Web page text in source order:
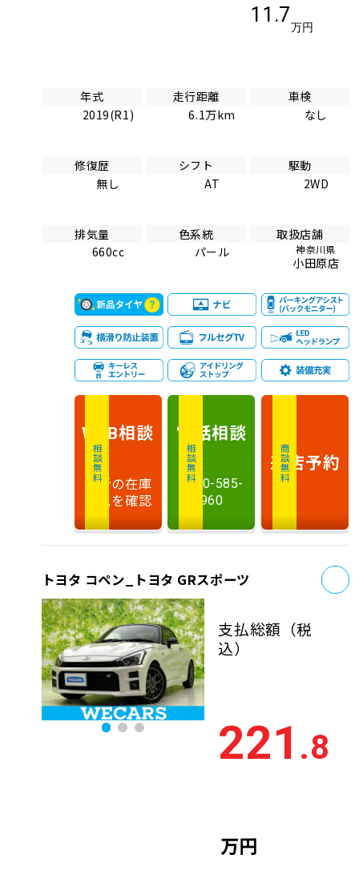
11.7
万円
年式
2019(R1)
走行距離
6.1万km
車検
なし
修復歴
無し
シフト
AT
駆動
2WD
排気量
660cc
色系統
パール
取扱店舗
神奈川県
小田原店
相談無料
WEB相談
最新の在庫
状況を確認
相談無料
電話相談
0120-585-
960
商談無料
来店予約
トヨタ コペン_トヨタ GRスポーツ
支払総額 （税
込）
221 .8
万円